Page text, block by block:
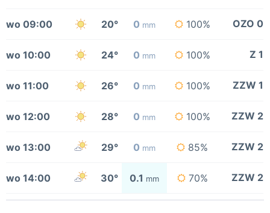
wo 09:00 20° 0 mm 100% OZO 0
wo 10:00 24° 0 mm 100% Z 1
wo 11:00 26° 0 mm 100% ZZW 1
wo 12:00 28° 0 mm 100% ZZW 2
wo 13:00 29° 0 mm 85% ZZW 2
wo 14:00 30° 0.1 mm 70% ZZW 2